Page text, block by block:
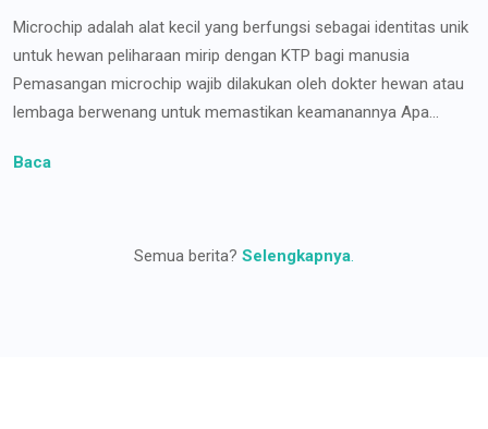
Microchip adalah alat kecil yang berfungsi sebagai identitas unik
untuk hewan peliharaan mirip dengan KTP bagi manusia
Pemasangan microchip wajib dilakukan oleh dokter hewan atau
lembaga berwenang untuk memastikan keamanannya Apa...
Baca
Semua berita? Selengkapnya.